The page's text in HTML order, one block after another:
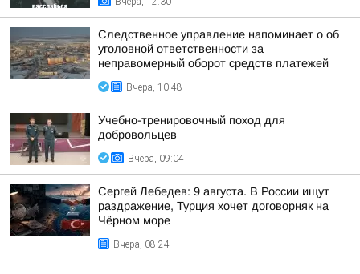
Следственное управление напоминает о об
уголовной ответственности за
неправомерный оборот средств платежей
Вчера, 10:48
Учебно-тренировочный поход для
добровольцев
Вчера, 09:04
Сергей Лебедев: 9 августа. В России ищут
раздражение, Турция хочет договорняк на
Чёрном море
Вчера, 08:24